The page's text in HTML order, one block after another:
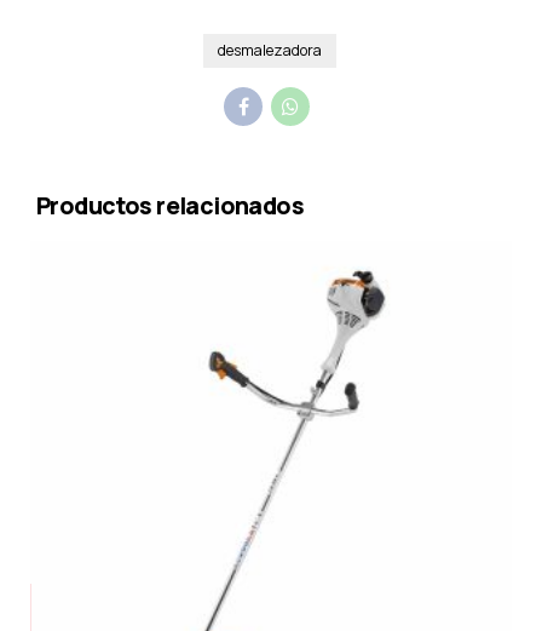
desmalezadora
Productos relacionados